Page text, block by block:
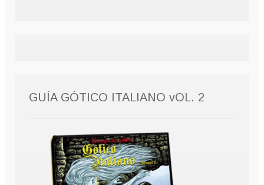
GUÍA GÓTICO ITALIANO vOL. 2